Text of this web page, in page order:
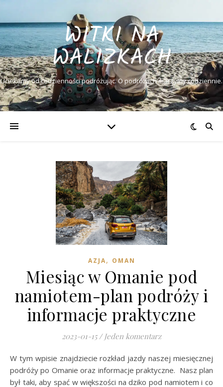
WITKI NA
WALIZKACH
Uciekamy od codzienności podróżując. O podróżach marzymy codziennie.
AZJA, OMAN
Miesiąc w Omanie pod
namiotem-plan podróży i
informacje praktyczne
2023-01-15 / Jeden komentarz
W tym wpisie znajdziecie rozkład jazdy naszej miesięcznej
podróży po Omanie oraz informacje praktyczne. Nasz plan
był taki, aby spać w większości na dziko pod namiotem i co